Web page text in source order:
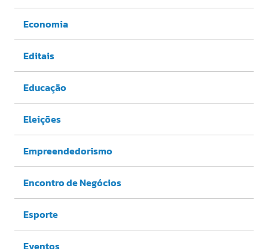
Economia
Editais
Educação
Eleições
Empreendedorismo
Encontro de Negócios
Esporte
Eventos